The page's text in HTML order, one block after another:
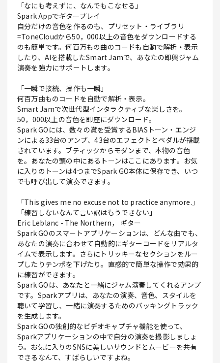
「なにも考えずに、なんでもこなせる」
Spark Appでギタープレイ
自分だけの音色を作るのも、プリセット・ライブラリ
=ToneCloudから50，000以上の音色をダウンロードする
のも簡単です。何百万もの曲のコードも自動で解析・表示
したり、AIを搭載したSmart Jamで、あなたの即興ジャム
演奏を強力にサポートします。
「一瞬で接続、操作も一瞬」
何百万曲ものコードを自動で解析・表示。
Smart Jamで次世代型インタラクティブな楽しさを。
50，000以上の音色を即座にダウンロード。
Spark GOには、数々の賞を受賞するBIASトーン・エンジ
ンによる33台のアンプ、43台のエフェクトとペダルが搭載
されています。ブティックからモダンまで、本物の音色
を。あなたの頭の中にあるトーンはここにあります。お気
に入りのトーンは4つまでSpark GO本体に保存でき、いつ
でも呼び出して演奏できます。
「This gives me no excuse not to practice anymore.」
「練習しないなんて言い訳はもうできない」
Eric Leblanc - The Northern， ギター
Spark GOのスマートアプリケーションは、どんな曲でも、
あなたの演奏に合わせて自動的にギターコードをリアルタ
イムで表示します。さらにトリッキーなセクションをルー
プしたりテンポを下げたり。直感的で簡単な操作で効果的
に練習ができます。
Spark GOは、あなたと一緒にジャム演奏してくれるアンプ
です。Sparkアプリは、あなたの演奏、音色、スタイルを
聴いて学習し、一緒に演奏するためのバッキングトラック
を生成します。
Spark GOの独創的なビデオキャプチャ機能を使って、
Sparkアプリケーションの中で自分の演奏を撮影しましょ
う。お気に入りのSNSに美しいサウンドとムービーを共有
できるなんて、すばらしいですよね。